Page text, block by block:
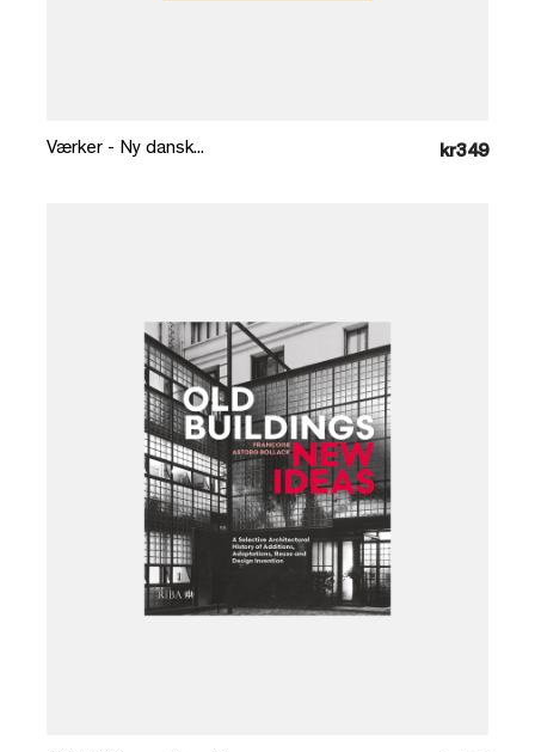
Værker - Ny dansk... kr349